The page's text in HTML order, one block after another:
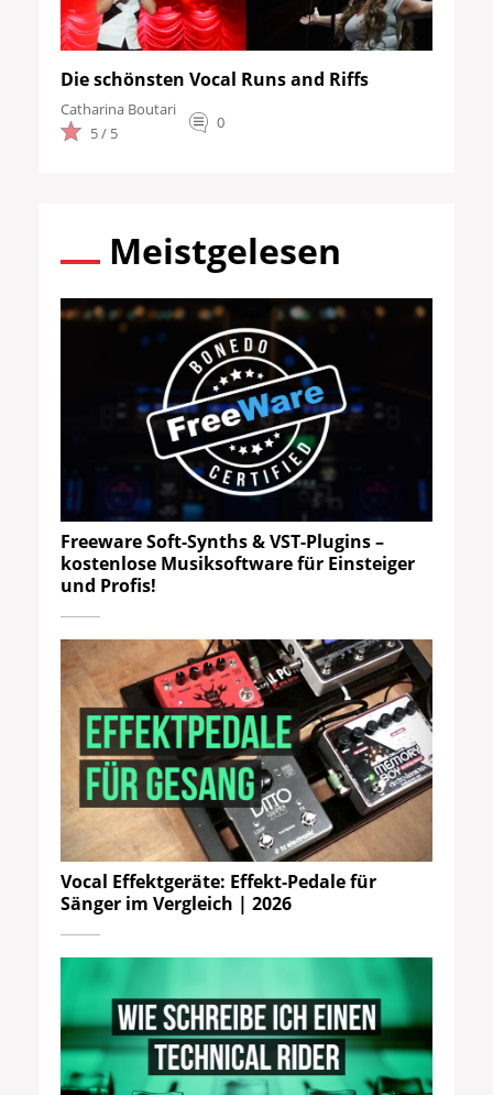
Die schönsten Vocal Runs and Riffs
Catharina Boutari
5 / 5
0
Meistgelesen
Freeware Soft-Synths & VST-Plugins –
kostenlose Musiksoftware für Einsteiger
und Profis!
Vocal Effektgeräte: Effekt-Pedale für
Sänger im Vergleich | 2026